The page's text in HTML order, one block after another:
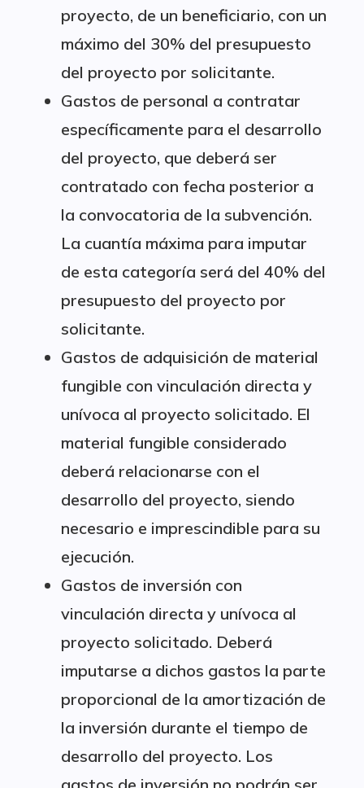
proyecto, de un beneficiario, con un
máximo del 30% del presupuesto
del proyecto por solicitante.
Gastos de personal a contratar
específicamente para el desarrollo
del proyecto, que deberá ser
contratado con fecha posterior a
la convocatoria de la subvención.
La cuantía máxima para imputar
de esta categoría será del 40% del
presupuesto del proyecto por
solicitante.
Gastos de adquisición de material
fungible con vinculación directa y
unívoca al proyecto solicitado. El
material fungible considerado
deberá relacionarse con el
desarrollo del proyecto, siendo
necesario e imprescindible para su
ejecución.
Gastos de inversión con
vinculación directa y unívoca al
proyecto solicitado. Deberá
imputarse a dichos gastos la parte
proporcional de la amortización de
la inversión durante el tiempo de
desarrollo del proyecto. Los